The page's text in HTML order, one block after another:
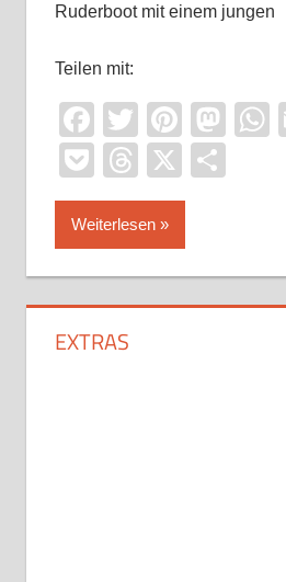
Ruderboot mit einem jungen
Teilen mit:
Facebook
Twitter
PocketThreads
X
Weiterlesen
EXTRAS